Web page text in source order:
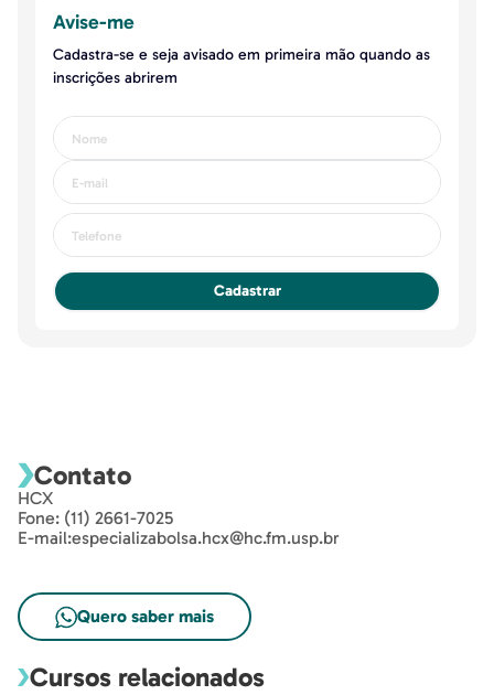
Avise-me
Cadastra-se e seja avisado em primeira mão quando as
inscrições abrirem
Cadastrar
Contato
HCX
Fone: (11) 2661-7025
E-mail:especializabolsa.hcx@hc.fm.usp.br
Quero saber mais
Cursos relacionados